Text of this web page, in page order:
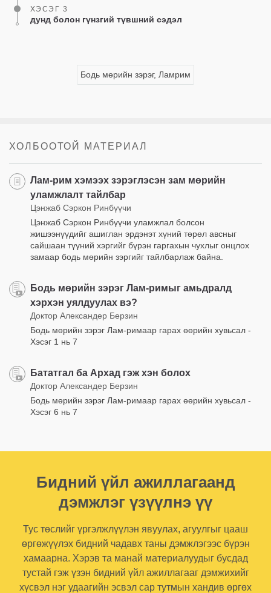
ХЭСЭГ 3
дунд болон гүнзгий түвшний сэдэл
Бодь мөрийн зэрэг, Ламрим
ХОЛБООТОЙ МАТЕРИАЛ
Лам-рим хэмээх зэрэглэсэн зам мөрийн
уламжлалт тайлбар
Цэнжаб Сэркон Ринбүүчи
Цэнжаб Сэркон Ринбүүчи уламжлал болсон
жишээнүүдийг ашиглан эрдэнэт хүний төрөл авсныг
сайшаан түүний хэргийг бүрэн гаргахын чухлыг онцлох
замаар бодь мөрийн зэргийг тайлбарлаж байна.
Бодь мөрийн зэрэг Лам-римыг амьдралд
хэрхэн уялдуулах вэ?
Доктор Александер Берзин
Бодь мөрийн зэрэг Лам-римаар гарах өөрийн хувьсал -
Хэсэг 1 нь 7
Бататгал ба Архад гэж хэн болох
Доктор Александер Берзин
Бодь мөрийн зэрэг Лам-римаар гарах өөрийн хувьсал -
Хэсэг 6 нь 7
Бидний үйл ажиллагаанд
дэмжлэг үзүүлнэ үү
Тус төслийг үргэлжлүүлэн явуулах, агуулгыг цааш
өргөжүүлэх бидний чадавх таны дэмжлэгээс бүрэн
хамаарна. Хэрэв та манай материалуудыг бусдад
тустай гэж үзэн бидний үйл ажиллагааг дэмжихийг
хүсвэл нэг удаагийн эсвэл сар тутмын хандив өргөх